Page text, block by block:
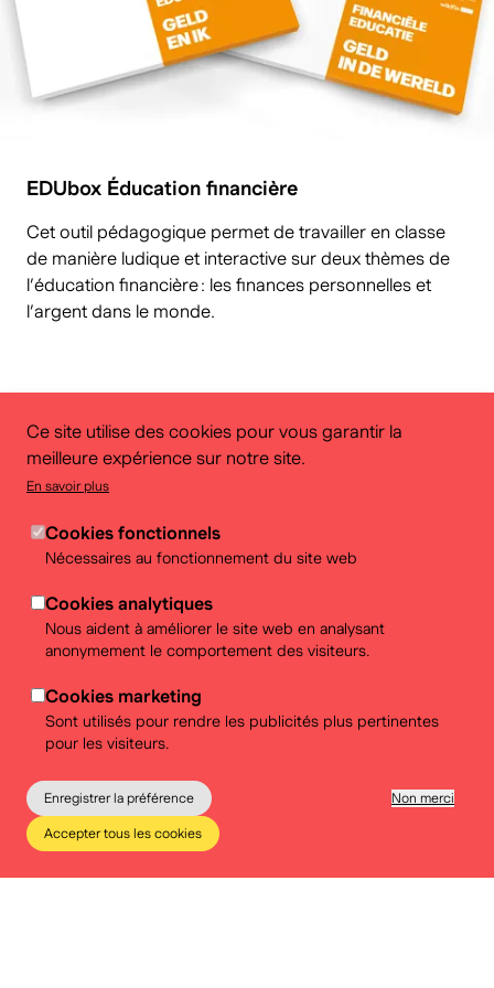
Ce site utilise des cookies pour vous garantir la
meilleure expérience sur notre site.
En savoir plus
Cookies fonctionnels
Nécessaires au fonctionnement du site web
Cookies analytiques
Nous aident à améliorer le site web en analysant
anonymement le comportement des visiteurs.
Cookies marketing
Sont utilisés pour rendre les publicités plus pertinentes
pour les visiteurs.
Enregistrer la préférence Non merci
Accepter tous les cookies
EDUbox Éducation financière
Cet outil pédagogique permet de travailler en classe
de manière ludique et interactive sur deux thèmes de
l’éducation financière : les finances personnelles et
l’argent dans le monde.
Download de brochure in PDF